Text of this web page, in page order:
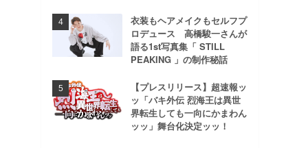
衣装もヘアメイクもセルフプ
ロデュース 高橋駿一さんが
語る1st写真集「 STILL
PEAKING 」の制作秘話
【プレスリリース】超速報ッ
ッ「バキ外伝 烈海王は異世
界転生しても一向にかまわん
ッッ」舞台化決定ッッ！